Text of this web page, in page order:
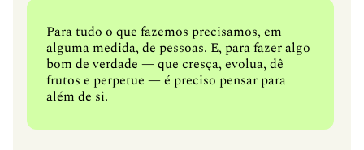
Para tudo o que fazemos precisamos, em
alguma medida, de pessoas. E, para fazer algo
bom de verdade — que cresça, evolua, dê
frutos e perpetue — é preciso pensar para
além de si.